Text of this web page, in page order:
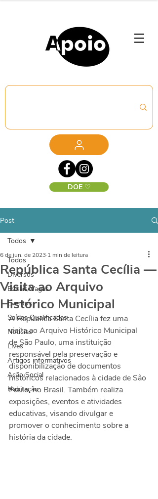
DOE ♡
Post
Todos
Diversos
Editais/Vagas
Eventos
Saídas Qualificadas
Notícias
Lives
Artigos informativos
Ação Social
Habitação
Todos
República Santa Cecília —
Visita ao Arquivo
Histórico Municipal
6 de jun. de 2023 1 min de leitura
A República Santa Cecília fez uma
visita ao Arquivo Histórico Municipal
de São Paulo, uma instituição
responsável pela preservação e
disponibilização de documentos
históricos relacionados à cidade de São
Paulo, no Brasil. Também realiza
exposições, eventos e atividades
educativas, visando divulgar e
promover o conhecimento sobre a
história da cidade.